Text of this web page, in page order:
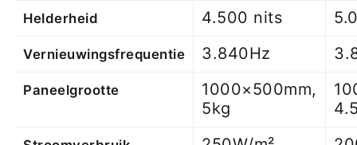
Helderheid 4.500 nits
Vernieuwingsfrequentie 3.840Hz
Paneelgrootte
1000×500mm,
5kg